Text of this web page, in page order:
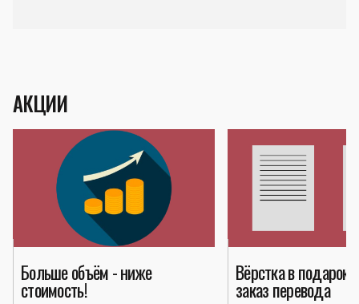
АКЦИИ
Больше объём - ниже
стоимость!
Вёрстка в подарок
заказ перевода